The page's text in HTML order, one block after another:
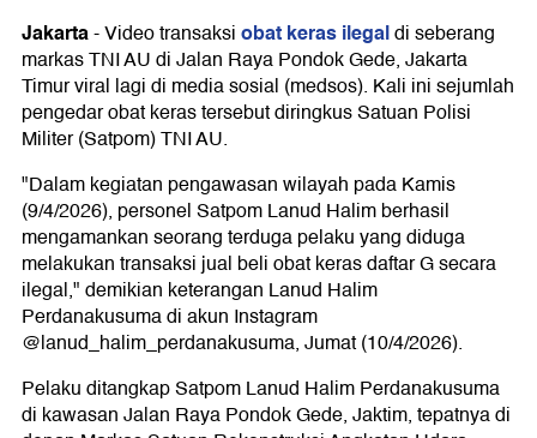
Jakarta-Video transaksiobat keras ilegaldi seberang
markas TNI AU di Jalan Raya Pondok Gede, Jakarta
Timur viral lagi di media sosial (medsos). Kali ini sejumlah
pengedar obat keras tersebut diringkus Satuan Polisi
Militer (Satpom) TNI AU.
"Dalam kegiatan pengawasan wilayah pada Kamis
(9/4/2026), personel Satpom Lanud Halim berhasil
mengamankan seorang terduga pelaku yang diduga
melakukan transaksi jual beli obat keras daftar G secara
ilegal," demikian keterangan Lanud Halim
Perdanakusuma di akun Instagram
@lanud_halim_perdanakusuma, Jumat (10/4/2026).
Pelaku ditangkap Satpom Lanud Halim Perdanakusuma
di kawasan Jalan Raya Pondok Gede, Jaktim, tepatnya di